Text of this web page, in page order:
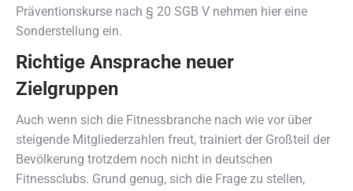
Präventionskurse nach § 20 SGB V nehmen hier eine
Sonderstellung ein.
Richtige Ansprache neuer
Zielgruppen
Auch wenn sich die Fitnessbranche nach wie vor über
steigende Mitgliederzahlen freut, trainiert der Großteil der
Bevölkerung trotzdem noch nicht in deutschen
Fitnessclubs. Grund genug, sich die Frage zu stellen,